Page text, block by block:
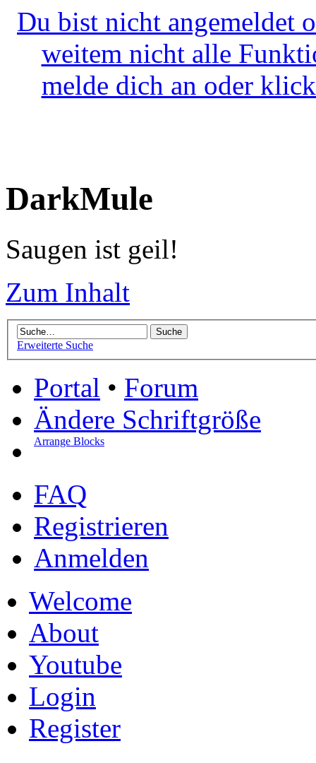
Du bist nicht angemeldet
weitem nicht alle
melde dich an oder
DarkMule
Saugen ist geil!
Zum Inhalt
Erweiterte Suche
Portal • Forum
Ändere Schriftgröße
Arrange Blocks
FAQ
Registrieren
Anmelden
Welcome
About
Youtube
Login
Register